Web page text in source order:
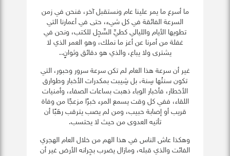
​ ما أسرع ما يمر علينا عام ونستقبل آخر، فنحن في زمن
السرعة الفائقة في كل شيء، حتى في أعمارنا التي
تطويها الأيام والليالي كطيِّ السِّجِل للكتب، ونحن في
غفلة من أمرنا عن أعز ما نملك، وهو العمر الذي لا
يشترى ولا يباع، والذي هو دقائق وثوانٍ..
غير أن سرعة هذا العام لم تكن سرعة سرور وحبور، التي
تكون سنتُها سِنة، بل شِيبت بمكدرات الأخبار وطوارق
الأخطار، فأخبار الوباء ذهبت بساعات الصفاء، وأمنيات
اللقاء، ففي كل وقت يسمع المرء خبرًا مزعجًا من وفاة
قريب أو إصابة حبيب، ومن لم يصب يترقب رهَبًا أن
تأتيه العدوى من حيث لا يحتسب.
وهكذا عاش الناس في هذا الهم من خلال العام الهجري
الفائت والذي قبله، ومازال يضرب بجِرانه الأرض غير أن